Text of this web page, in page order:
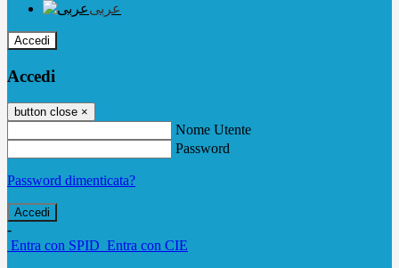
عربى
Accedi
Accedi
button close ×
Nome Utente
Password
Password dimenticata?
-
Entra con SPID Entra con CIE